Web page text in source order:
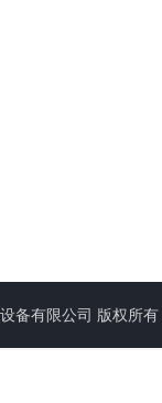
备有限公司 版权所有